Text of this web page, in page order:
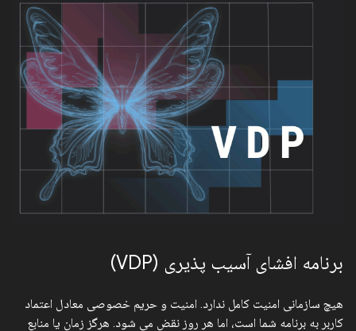
برنامه افشای آسیب پذیری (VDP)
هیچ سازمانی امنیت کامل ندارد. امنیت و حریم خصوصی معادل اعتماد
کاربر به برنامه شما است، اما هر روز نقض می شود. هرگز زمان یا منابع